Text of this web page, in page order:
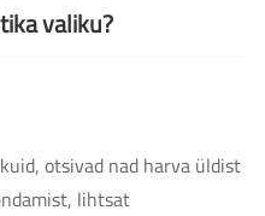
valiku?
otsivad nad harva üldist
lihtsat